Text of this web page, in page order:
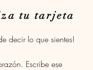
tu tarjeta
decir lo que sientes!
Escribe ese